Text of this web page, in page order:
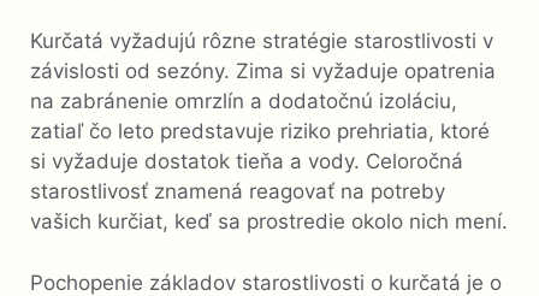
Kurčatá vyžadujú rôzne stratégie starostlivosti v
závislosti od sezóny. Zima si vyžaduje opatrenia
na zabránenie omrzlín a dodatočnú izoláciu,
zatiaľ čo leto predstavuje riziko prehriatia, ktoré
si vyžaduje dostatok tieňa a vody. Celoročná
starostlivosť znamená reagovať na potreby
vašich kurčiat, keď sa prostredie okolo nich mení.
Pochopenie základov starostlivosti o kurčatá je o